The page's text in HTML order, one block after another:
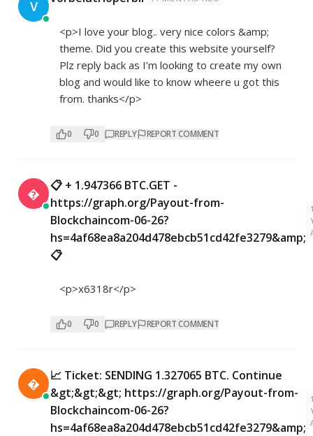
V
<p>I love your blog.. very nice colors &amp;
theme. Did you create this website yourself?
Plz reply back as I’m looking to create my own
blog and would like to know wheere u got this
from. thanks</p>
0 0 REPLY REPORT COMMENT

📋 + 1.947366 BTC.GET -
https://graph.org/Payout-from-
Blockchaincom-06-26?
hs=4af68ea8a204d478ebcb51cd42fe3279&amp;
📋
<p>x6318r</p>
0 0 REPLY REPORT COMMENT

📈 Ticket: SENDING 1.327065 BTC. Continue
&gt;&gt;&gt; https://graph.org/Payout-from-
Blockchaincom-06-26?
hs=4af68ea8a204d478ebcb51cd42fe3279&amp;